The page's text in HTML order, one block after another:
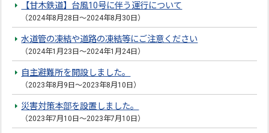
【甘木鉄道】台風10号に伴う運行について
（2024年8月28日～2024年8月30日）
水道管の凍結や道路の凍結等にご注意ください
（2024年1月23日～2024年1月24日）
自主避難所を開設しました。
（2023年8月9日～2023年8月10日）
災害対策本部を設置しました。
（2023年7月10日～2023年7月10日）